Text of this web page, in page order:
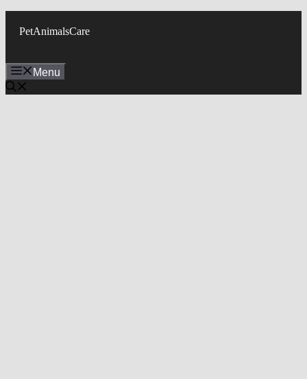
PetAnimalsCare
Menu